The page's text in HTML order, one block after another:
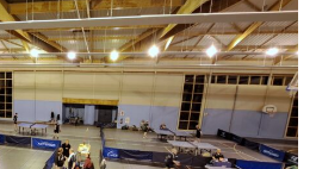
CONNEXION